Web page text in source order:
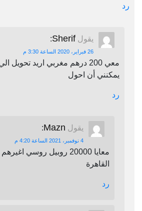
رد
يقول Sherif
:
26 فبراير، 2020 الساعة 3:30 م
معي 200 درهم مغربي اريد
يمكنني أن احول
رد
يقول Mazn
:
4 نوفمبر، 2021 الساعة 4:20 م
معايا 20000 روبيل روسي
القاهرة
رد